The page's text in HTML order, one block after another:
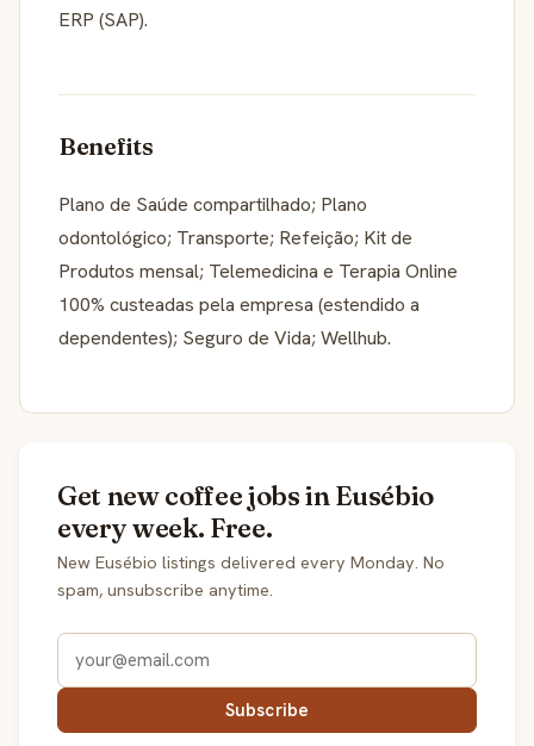
ERP (SAP).
Benefits
Plano de Saúde compartilhado; Plano
odontológico; Transporte; Refeição; Kit de
Produtos mensal; Telemedicina e Terapia Online
100% custeadas pela empresa (estendido a
dependentes); Seguro de Vida; Wellhub.
Get new coffee jobs in Eusébio
every week. Free.
New Eusébio listings delivered every Monday. No
spam, unsubscribe anytime.
Subscribe